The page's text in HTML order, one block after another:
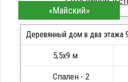
Брус естественной влажности
Стропила, балки 50х200 мм
Метизы, саморезы, гвозди
Сборка на березовые
ПОДРОБНЕЕ
«Майский»
Деревянный дом в два этажа
5,5х9 м
Спален - 2